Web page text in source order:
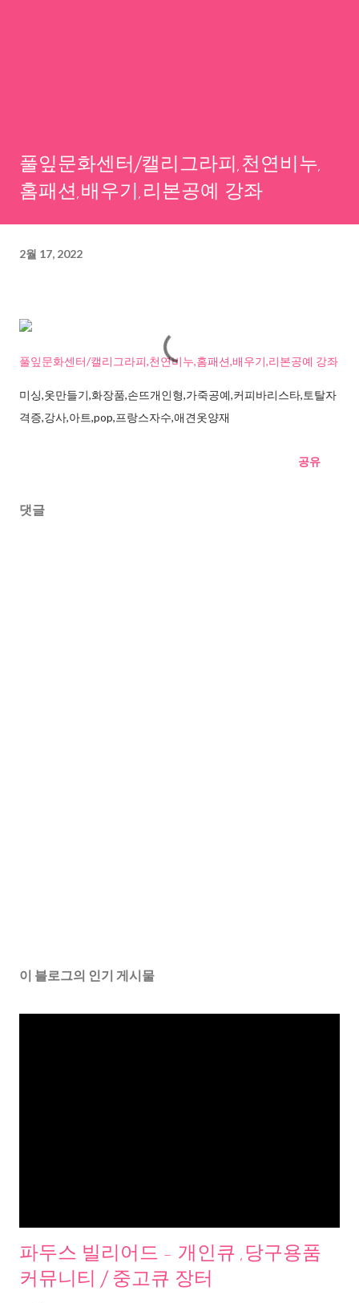
풀잎문화센터/캘리그라피,천연비누,
홈패션,배우기,리본공예 강좌
2월 17, 2022
풀잎문화센터/캘리그라피,천연비누,홈패션,배우기,리본공예 강좌
미싱,옷만들기,화장품,손뜨개인형,가죽공예,커피바리스타,토탈자
격증,강사,아트,pop,프랑스자수,애견옷양재
공유
댓글
이 블로그의 인기 게시물
파두스 빌리어드 - 개인큐 ,당구용품
커뮤니티 / 중고큐 장터